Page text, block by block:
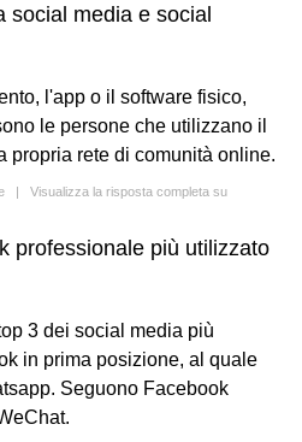
social media e social
l'app o il software fisico,
le persone che utilizzano il
propria rete di comunità online.
| Visualizza la risposta completa su
professionale più utilizzato
3 dei social media più
in prima posizione, al quale
Seguono Facebook